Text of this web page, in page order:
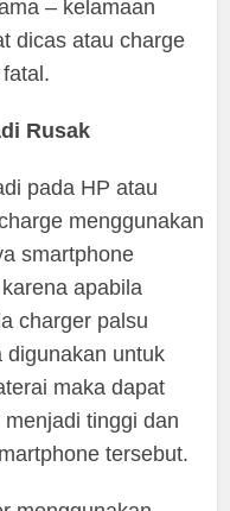
– kelamaan
dicas atau charge
Rusak
pada HP atau
menggunakan
smartphone
apabila
charger palsu
digunakan untuk
maka dapat
tinggi dan
tersebut.